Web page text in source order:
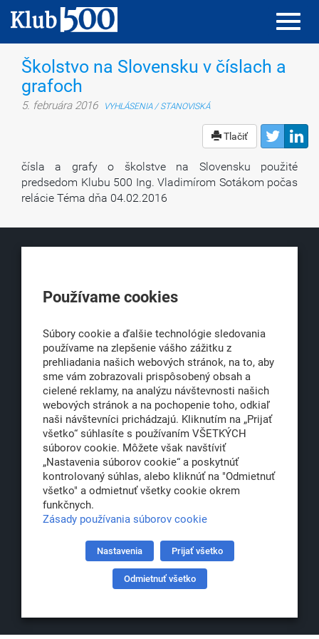
Školstvo na Slovensku v číslach a
grafoch
5. februára 2016 VYHLÁSENIA / STANOVISKÁ
Tlačiť
čísla a grafy o školstve na Slovensku použité
predsedom Klubu 500 Ing. Vladimírom Sotákom počas
relácie Téma dňa 04.02.2016
Obchodná 6
office@klub500.sk
+421 2 54 646 464
www.klub500.sk
Copyright: Klub 500, 2026
Všetky práva vyhradené
Partner:
Používame cookies
Súbory cookie a ďalšie technológie sledovania
používame na zlepšenie vášho zážitku z
prehliadania našich webových stránok, na to, aby
sme vám zobrazovali prispôsobený obsah a
cielené reklamy, na analýzu návštevnosti našich
webových stránok a na pochopenie toho, odkiaľ
naši návštevníci prichádzajú. Kliknutím na „Prijať
všetko“ súhlasíte s používaním VŠETKÝCH
súborov cookie. Môžete však navštíviť
„Nastavenia súborov cookie“ a poskytnúť
kontrolovaný súhlas, alebo kliknúť na "Odmietnuť
všetko" a odmietnuť všetky cookie okrem
funkčnych.
Zásady používania súborov cookie
Nastavenia Prijať všetko
Odmietnuť všetko